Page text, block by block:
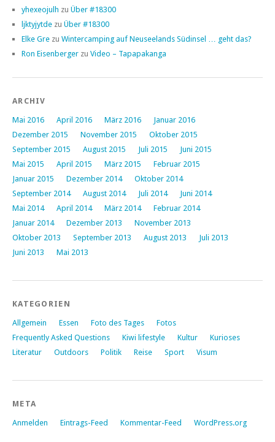
yhexeojulh zu Über #18300
ljktyjytde zu Über #18300
Elke Gre zu Wintercamping auf Neuseelands Südinsel … geht das?
Ron Eisenberger zu Video – Tapapakanga
ARCHIV
Mai 2016 April 2016 März 2016
Januar 2016
Dezember 2015
November 2015
Oktober 2015
September 2015
August 2015 Juli 2015
Juni 2015
Mai 2015
April 2015 März 2015
Februar 2015
Januar 2015
Dezember 2014
Oktober 2014
September 2014
August 2014 Juli 2014
Juni 2014
Mai 2014
April 2014 März 2014
Februar 2014
Januar 2014
Dezember 2013
November 2013
Oktober 2013
September 2013 August 2013
Juli 2013
Juni 2013
Mai 2013
KATEGORIEN
Allgemein Essen Foto des Tages
Fotos
Frequently Asked Questions
Kiwi lifestyle Kultur
Kurioses
Literatur
Outdoors Politik Reise Sport Visum
META
Anmelden Eintrags-Feed Kommentar-Feed WordPress.org